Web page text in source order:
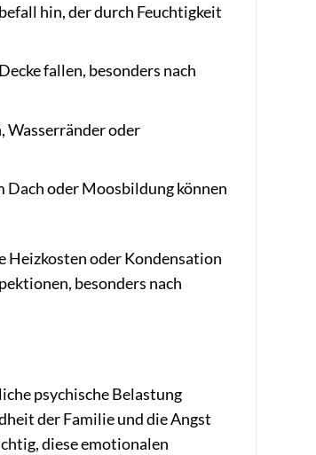
hin, der durch Feuchtigkeit
fallen, besonders nach
Wasserränder oder
Dach oder Moosbildung können
Heizkosten oder Kondensation
besonders nach
psychische Belastung
der Familie und die Angst
diese emotionalen